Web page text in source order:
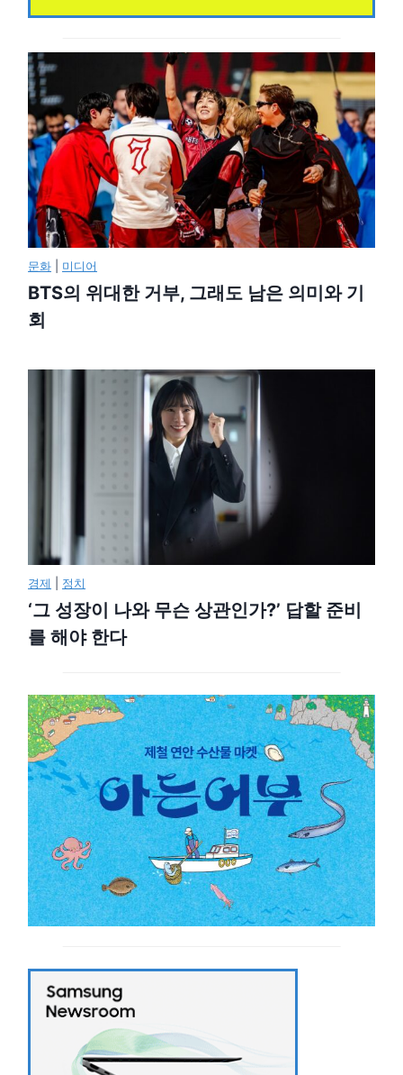
문화 미디어
BTS의 위대한 거부, 그래도 남은 의미와 기
회
경제 정치
‘그 성장이 나와 무슨 상관인가?’ 답할 준비
를 해야 한다